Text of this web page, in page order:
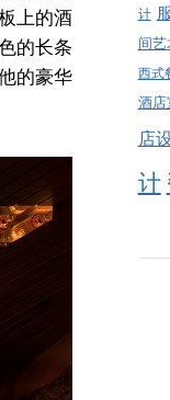
上的酒
的长条
的豪华
计
间
西式
酒店
店
计